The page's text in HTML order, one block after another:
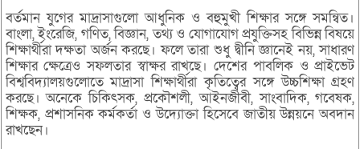
বর্তমান যুগের মাদ্রাসাগুলো আধুনিক ও বহুমুখী শিক্ষার সঙ্গে সমন্বিত।
বাংলা, ইংরেজি, গণিত, বিজ্ঞান, তথ্য ও যোগাযোগ প্রযুক্তিসহ বিভিন্ন বিষয়ে
শিক্ষার্থীরা দক্ষতা অর্জন করছে। ফলে তারা শুধু দ্বীনি জ্ঞানেই নয়, সাধারণ
শিক্ষার ক্ষেত্রেও সফলতার স্বাক্ষর রাখছে। দেশের পাবলিক ও প্রাইভেট
বিশ্ববিদ্যালয়গুলোতে মাদ্রাসা শিক্ষার্থীরা কৃতিত্বের সঙ্গে উচ্চশিক্ষা গ্রহণ
করছে। অনেকে চিকিৎসক, প্রকৌশলী, আইনজীবী, সাংবাদিক, গবেষক,
শিক্ষক, প্রশাসনিক কর্মকর্তা ও উদ্যোক্তা হিসেবে জাতীয় উন্নয়নে অবদান
রাখছেন।